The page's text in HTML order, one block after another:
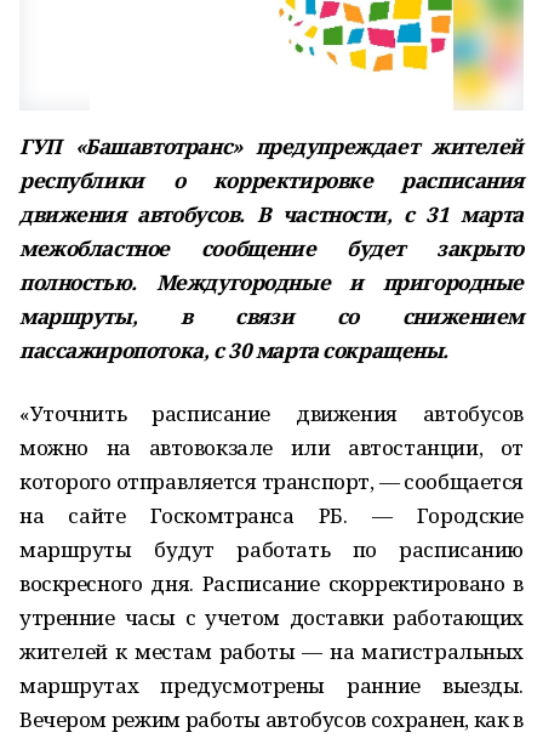
ГУП «Башавтотранс» предупреждает жителей
республики о корректировке расписания
движения автобусов. В частности, с 31 марта
межобластное сообщение будет закрыто
полностью. Междугородные и пригородные
маршруты, в связи со снижением
пассажиропотока, с 30 марта сокращены.
«Уточнить расписание движения автобусов
можно на автовокзале или автостанции, от
которого отправляется транспорт, — сообщается
на сайте Госкомтранса РБ. — Городские
маршруты будут работать по расписанию
воскресного дня. Расписание скорректировано в
утренние часы с учетом доставки работающих
жителей к местам работы — на магистральных
маршрутах предусмотрены ранние выезды.
Вечером режим работы автобусов сохранен, как в